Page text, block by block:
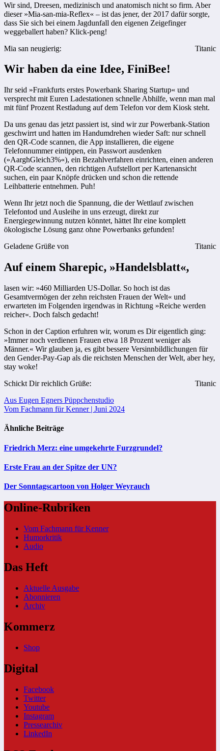
Wir sind, Dreesen, medizinisch und anatomisch nicht so firm. Aber
dieser »Mia-san-mia-Reflex« – ist das jener, der 2017 dafür sorgte,
dass Sie sich bei einem Jagdunfall den eigenen Zeigefinger
weggeballert haben? Klick-peng!
Mia san neugierig:
Titanic
Wir haben da eine Idee, FiniBee!
Ihr seid »Frankfurts erstes Powerbank Sharing Startup« und
versprecht mit Euren Ladestationen schnelle Abhilfe, wenn man mal
mit fünf Prozent Restladung auf dem Telefon vor dem Kiosk steht.
Da uns genau das jetzt passiert ist, sind wir zur Powerbank-Station
geschwirrt und hatten im Handumdrehen wieder Saft: nur schnell
den QR-Code scannen, die App installieren, die eigene
Telefonnummer eintippen, ein Passwort ausdenken
(»AarghGleich3%«), ein Bezahlverfahren einrichten, einen anderen
QR-Code scannen, den richtigen Aufstellort per Kartenansicht
suchen, ein paar Knöpfe drücken und schon die rettende
Leihbatterie entnehmen. Puh!
Wenn Ihr jetzt noch die Spannung, die der Wettlauf zwischen
Telefontod und Ausleihe in uns erzeugt, direkt zur
Energiegewinnung nutzen könntet, hättet Ihr eine komplett
ökologische Lösung ganz ohne Powerbanks gefunden!
Geladene Grüße von
Titanic
Auf einem Sharepic, »Handelsblatt«,
lasen wir: »460 Milliarden US-Dollar. So hoch ist das
Gesamtvermögen der zehn reichsten Frauen der Welt« und
erwarteten im Folgenden irgendwas in Richtung »Reiche werden
reicher«. Doch falsch gedacht!
Schon in der Caption erfuhren wir, worum es Dir eigentlich ging:
»Immer noch verdienen Frauen etwa 18 Prozent weniger als
Männer.« Wir glauben ja, es gibt bessere Versinnbildlichungen für
den Gender-Pay-Gap als die reichsten Menschen der Welt, aber hey,
stay woke!
Schickt Dir reichlich Grüße:
Titanic
Beitragsnavigation
Aus Eugen Egners Püppchenstudio
Vom Fachmann für Kenner | Juni 2024
Ähnliche Beiträge
Friedrich Merz: eine umgekehrte Furzgrundel?
Erste Frau an der Spitze der UN?
Der Sonntagscartoon von Holger Weyrauch
Online-Rubriken
Vom Fachmann für Kenner
Humorkritik
Audio
Das Heft
Aktuelle Ausgabe
Abonnieren
Archiv
Kommerz
Shop
Digital
Facebook
Twitter
Youtube
Instagram
Pressearchiv
LinkedIn